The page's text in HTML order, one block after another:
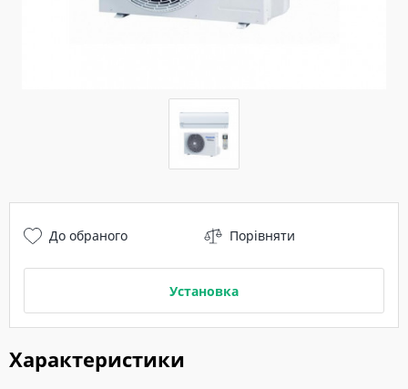
Характеристики
До обраного Порівняти
Установка